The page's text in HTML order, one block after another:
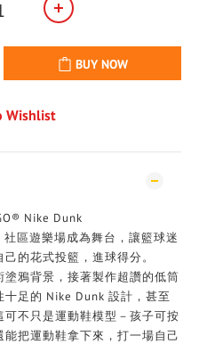
BUY NOW
Wishlist
Nike Dunk
區遊樂場成為舞台，讓籃球迷
的花式投籃，進球得分。
鴉背景，接著製作超讚的低筒
足的 Nike Dunk 設計，甚至
不只是運動鞋模型－孩子可按
把運動鞋拿下來，打一場自己